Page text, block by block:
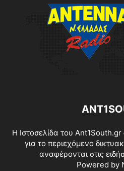
Η Ιστοσελίδα του
για το περιεχόμενο
αναφέρονται στις
Powered by